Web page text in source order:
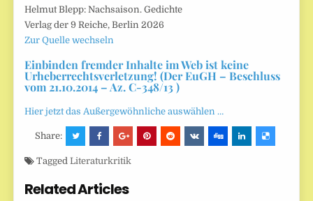
Helmut Blepp: Nachsaison. Gedichte
Verlag der 9 Reiche, Berlin 2026
Zur Quelle wechseln
Einbinden fremder Inhalte im Web ist keine
Urheberrechtsverletzung! (Der EuGH – Beschluss
vom 21.10.2014 – Az. C-348/13 )
Hier jetzt das Außergewöhnliche auswählen …
Share:
TaggedLiteraturkritik
Related Articles